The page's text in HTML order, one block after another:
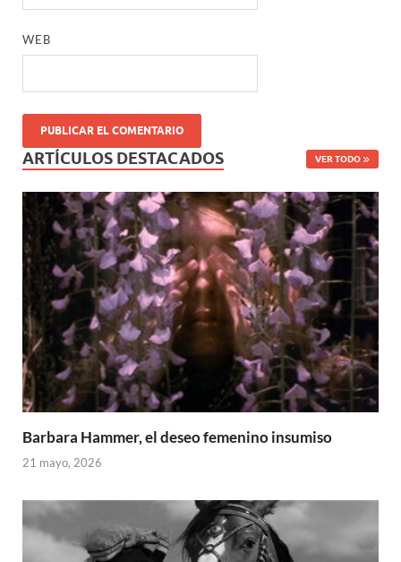
WEB
ARTÍCULOS DESTACADOS VER TODO
Barbara Hammer, el deseo femenino insumiso
21 mayo, 2026